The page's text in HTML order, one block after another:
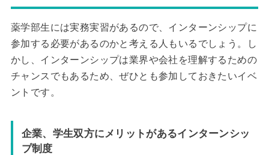
薬学部生には実務実習があるので、インターンシップに
参加する必要があるのかと考える人もいるでしょう。し
かし、インターンシップは業界や会社を理解するための
チャンスでもあるため、ぜひとも参加しておきたいイベ
ントです。
企業、学生双方にメリットがあるインターンシッ
プ制度